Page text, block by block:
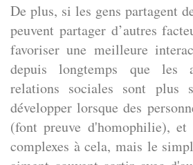
De plus, si les gens partagent
peuvent partager d’autres
favoriser une meilleure
depuis longtemps que les
relations sociales sont plus
développer lorsque des
(font preuve d'homophilie),
complexes à cela, mais le